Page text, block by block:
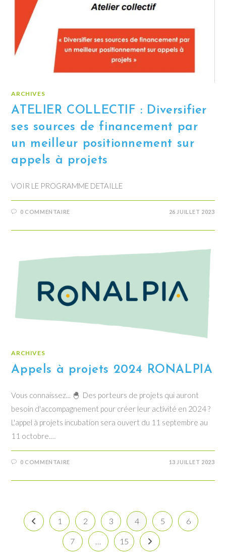
ARCHIVES
ATELIER COLLECTIF : Diversifier
ses sources de financement par
un meilleur positionnement sur
appels à projets
VOIR LE PROGRAMME DETAILLE
0 COMMENTAIRE 26 JUILLET 2023
ARCHIVES
Appels à projets 2024 RONALPIA
Vous connaissez... 🐣 Des porteurs de projets qui auront
besoin d'accompagnement pour créer leur activité en 2024 ?
L'appel à projets incubation sera ouvert du 11 septembre au
11 octobre.…
0 COMMENTAIRE 13 JUILLET 2023
Go to the previous page
1 2 3 4 5 6
7 15 Aller à la page suivante